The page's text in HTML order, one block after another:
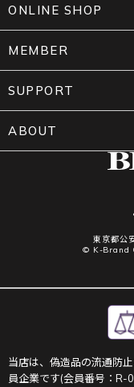
東京都公
© K-Brand
ONLINE SHOP
MEMBER
SUPPORT
ABOUT
当店は、偽造品の流通防
員企業です(会員番号：R-